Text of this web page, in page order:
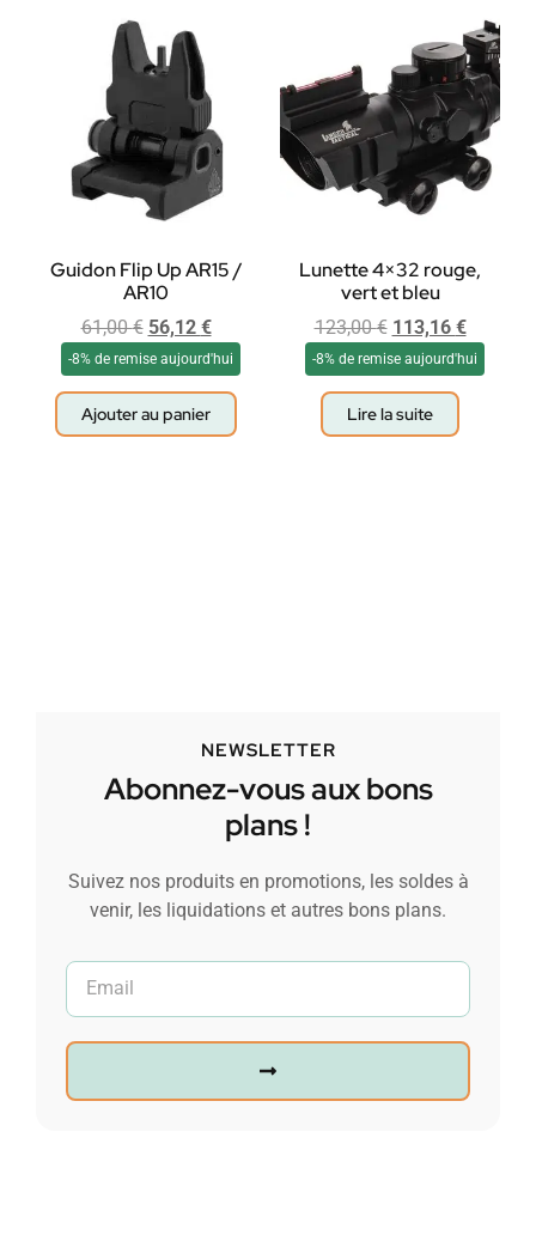
Guidon Flip Up AR15 /
AR10
61,00€ 56,12 €
-8% de remise aujourd'hui
Ajouter au panier
Lunette 4×32 rouge,
vert et bleu
123,00€ 113,16 €
-8% de remise aujourd'hui
Lire la suite
NEWSLETTER
Abonnez-vous aux bons
plans !
Suivez nos produits en promotions, les soldes à
venir, les liquidations et autres bons plans.